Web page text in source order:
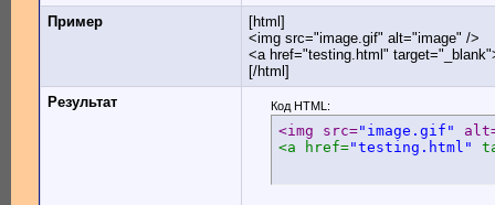
Пример
[html]
<img src="image.gif" alt="image" />
<a href="testing.html"
[/html]
Результат
Код HTML:
<img src="image.gif"
<a href="testing.html"